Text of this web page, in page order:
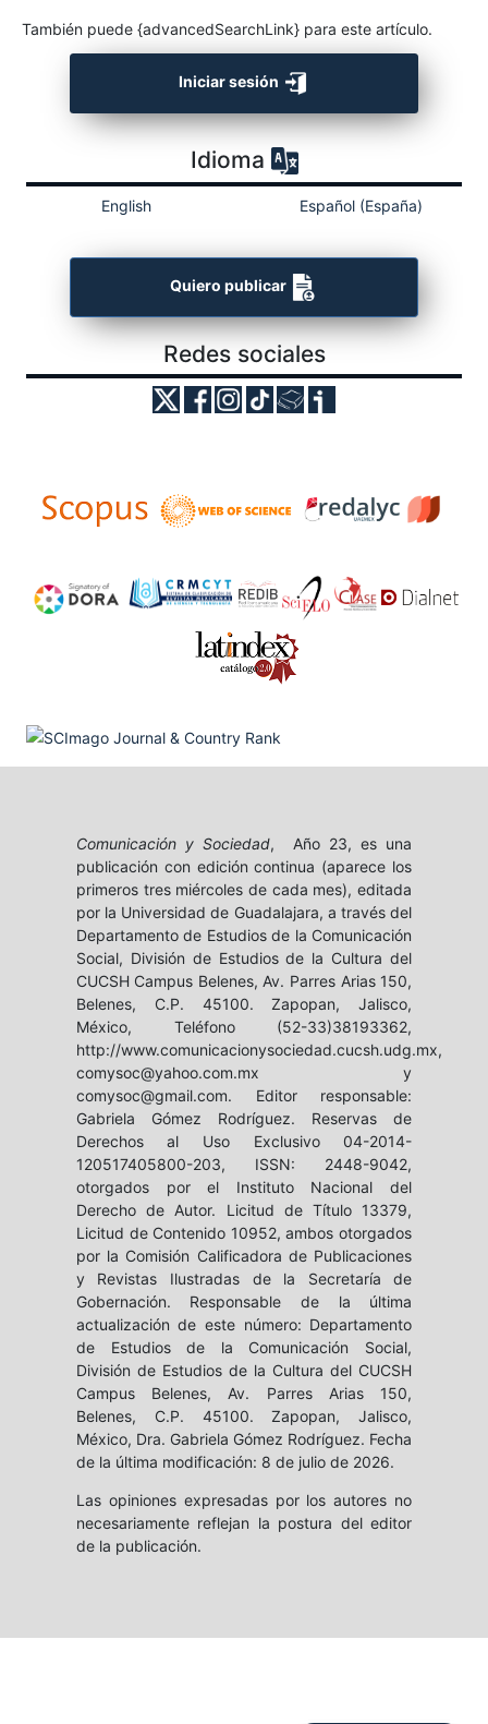
También puede {advancedSearchLink} para este artículo.
Iniciar sesión
Idioma
English Español (España)
Quiero publicar
Redes sociales
Comunicación y Sociedad, Año 23, es una
publicación con edición continua (aparece los
primeros tres miércoles de cada mes), editada
por la Universidad de Guadalajara, a través del
Departamento de Estudios de la Comunicación
Social, División de Estudios de la Cultura del
CUCSH Campus Belenes, Av. Parres Arias 150,
Belenes, C.P. 45100. Zapopan, Jalisco,
México, Teléfono (52-33)38193362,
http://www.comunicacionysociedad.cucsh.udg.mx,
comysoc@yahoo.com.mx y
comysoc@gmail.com. Editor responsable:
Gabriela Gómez Rodríguez. Reservas de
Derechos al Uso Exclusivo 04-2014-
120517405800-203, ISSN: 2448-9042,
otorgados por el Instituto Nacional del
Derecho de Autor. Licitud de Título 13379,
Licitud de Contenido 10952, ambos otorgados
por la Comisión Calificadora de Publicaciones
y Revistas Ilustradas de la Secretaría de
Gobernación. Responsable de la última
actualización de este número: Departamento
de Estudios de la Comunicación Social,
División de Estudios de la Cultura del CUCSH
Campus Belenes, Av. Parres Arias 150,
Belenes, C.P. 45100. Zapopan, Jalisco,
México, Dra. Gabriela Gómez Rodríguez. Fecha
de la última modificación: 8 de julio de 2026.
Las opiniones expresadas por los autores no
necesariamente reflejan la postura del editor
de la publicación.